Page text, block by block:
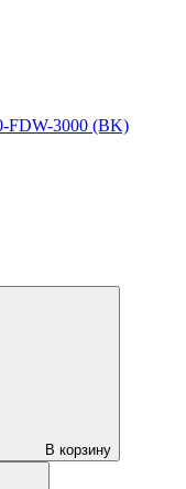
FDW-3000 (BK)
В корзину